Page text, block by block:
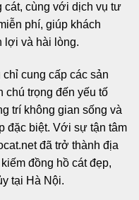
cát, cùng với dịch vụ tư
phí, giúp khách
lợi và hài lòng.
cung cấp các sản
chú trọng đến yếu tố
trí không gian sống và
đặc biệt. Với sự tận tâm
đã trở thành địa
đồng hồ cát đẹp,
tại Hà Nội.